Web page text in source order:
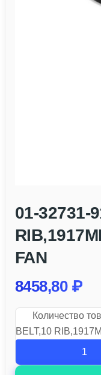
01-32731-
FAN
8458,80 ₽
Количество
BELT,10